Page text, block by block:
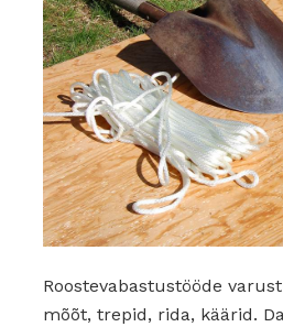
Roostevabastustööde
mõõt, trepid, rida, käärid.